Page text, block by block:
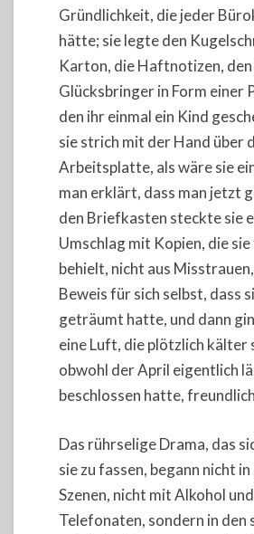
Gründlichkeit, die jeder
hätte; sie legte den
Karton, die Haftnotizen, den
Glücksbringer in Form einer
den ihr einmal ein Kind
sie strich mit der Hand über
Arbeitsplatte, als wäre sie
man erklärt, dass man jetzt
den Briefkasten steckte sie
Umschlag mit Kopien, die
behielt, nicht aus
Beweis für sich selbst, dass
geträumt hatte, und dann
eine Luft, die plötzlich kälter
obwohl der April eigentlich
beschlossen hatte,
Das rührselige Drama, das
sie zu fassen, begann nicht
Szenen, nicht mit Alkohol
Telefonaten, sondern in den